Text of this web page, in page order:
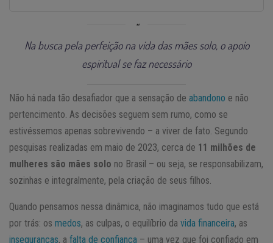
Na busca pela perfeição na vida das mães solo, o apoio
espiritual se faz necessário
Não há nada tão desafiador que a sensação de abandono e não
pertencimento. As decisões seguem sem rumo, como se
estivéssemos apenas sobrevivendo – a viver de fato. Segundo
pesquisas realizadas em maio de 2023, cerca de 11 milhões de
mulheres são mães solo no Brasil – ou seja, se responsabilizam,
sozinhas e integralmente, pela criação de seus filhos.
Quando pensamos nessa dinâmica, não imaginamos tudo que está
por trás: os medos, as culpas, o equilíbrio da vida financeira, as
inseguranças, a falta de confiança – uma vez que foi confiado em